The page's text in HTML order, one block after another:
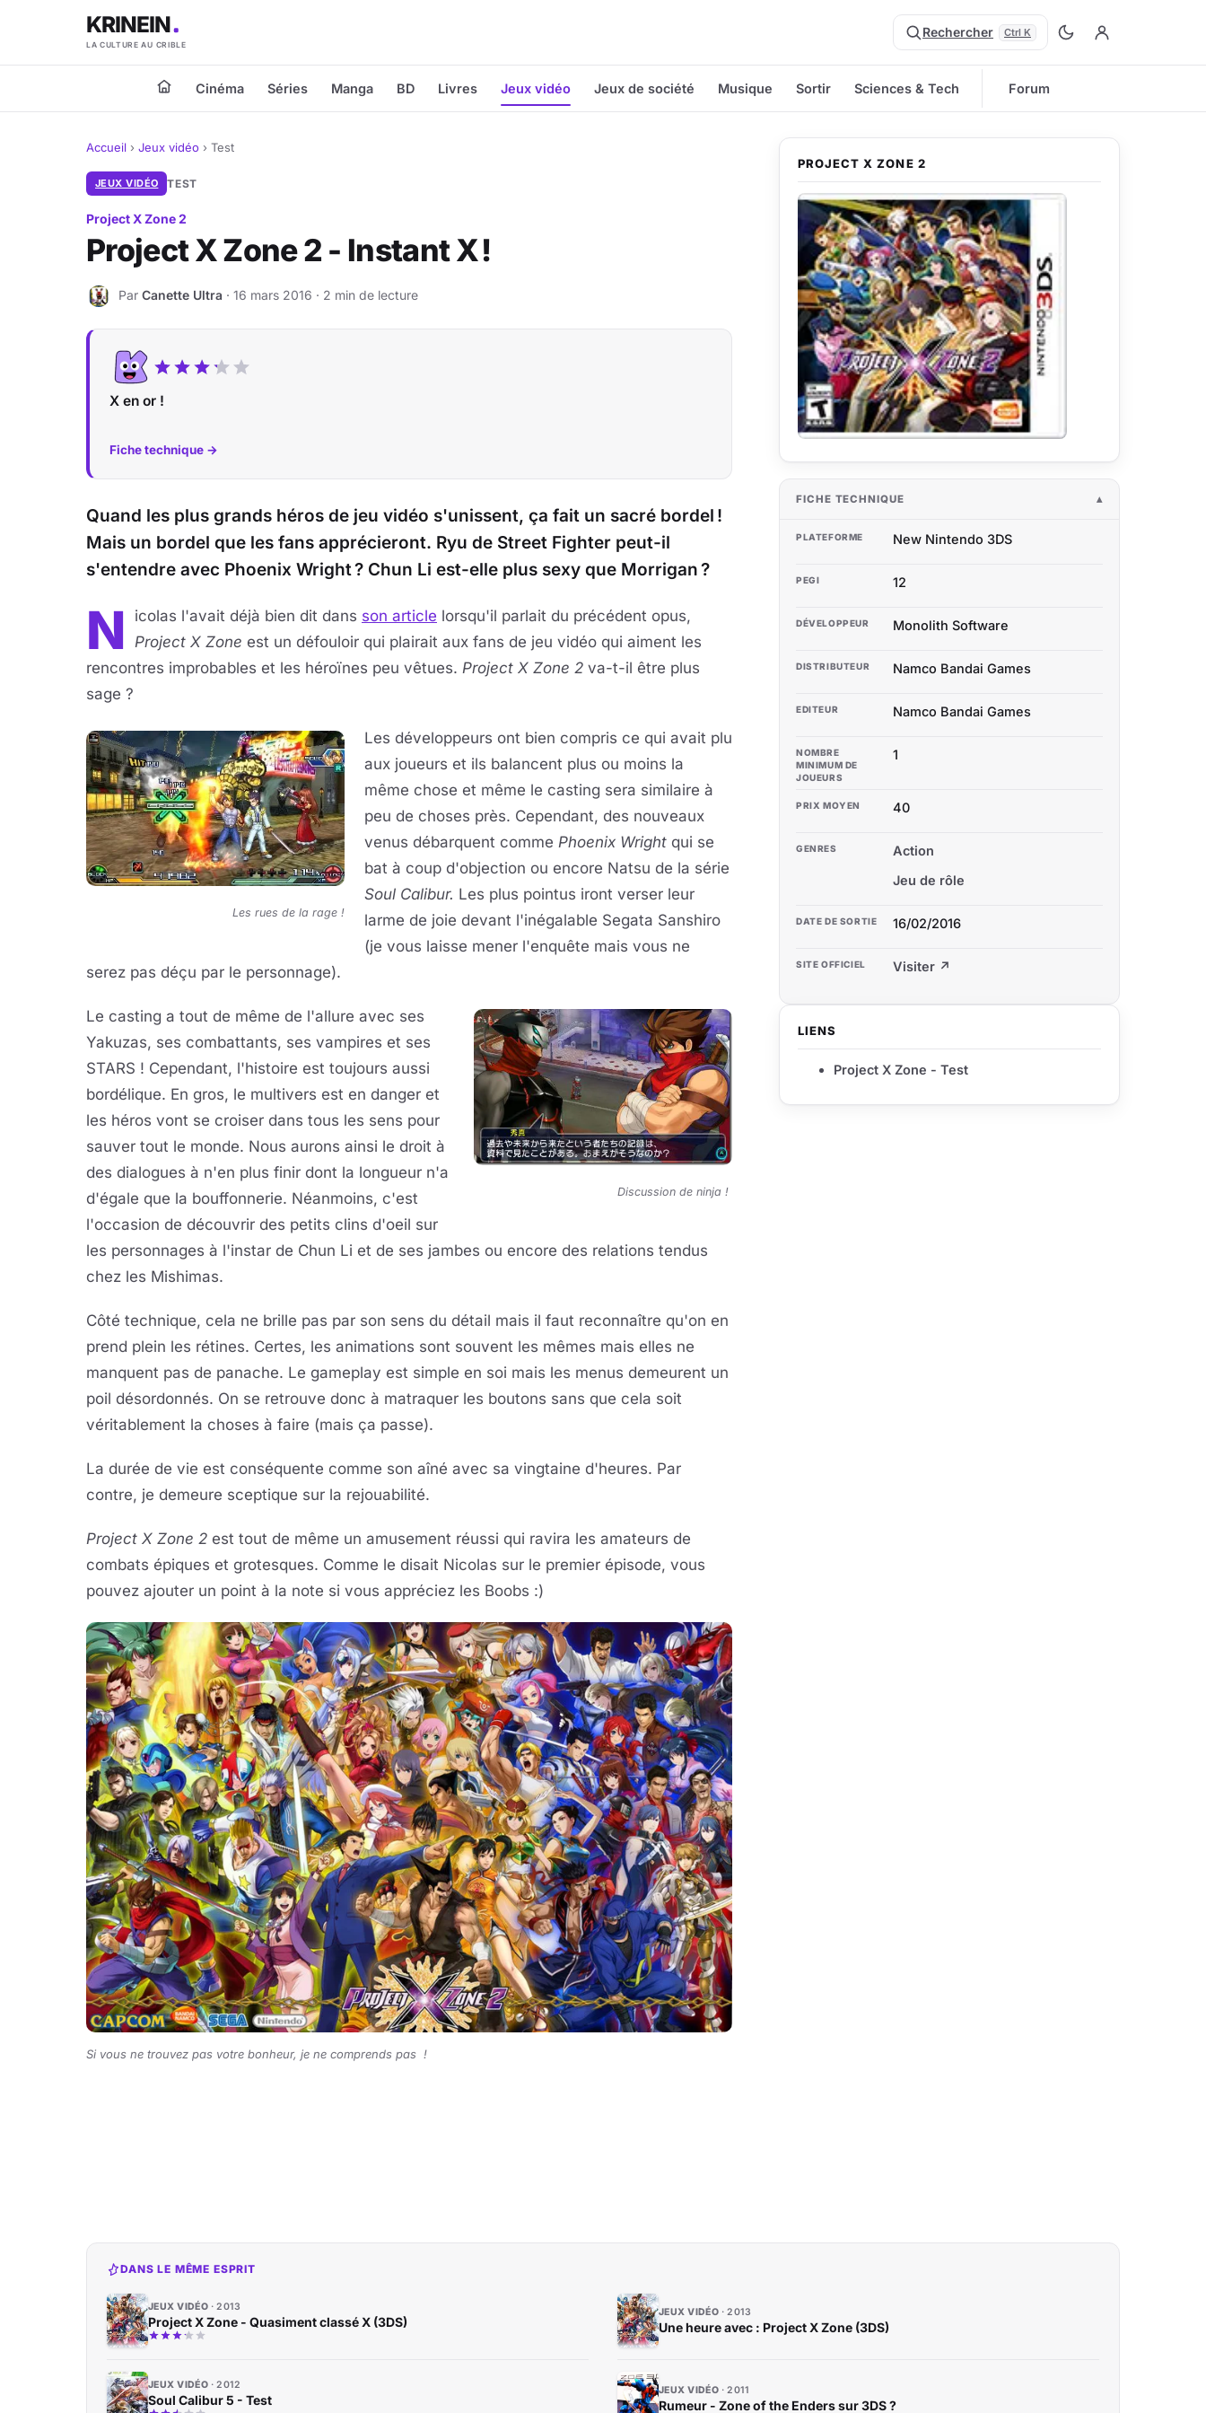
KRINEIN
LA CULTURE AU CRIBLE
Rechercher Ctrl K
Cinéma Séries Manga BD Livres Jeux vidéo Jeux de société Musique Sortir Sciences & Tech Forum
Accueil › Jeux vidéo › Test
JEUX VIDÉO TEST
Project X Zone 2
Project X Zone 2 - Instant X !
C Par Canette Ultra · 16 mars 2016 · 2 min de lecture
X en or !
Fiche technique →
Quand les plus grands héros de jeu vidéo s'unissent, ça fait un sacré bordel !
Mais un bordel que les fans apprécieront. Ryu de Street Fighter peut-il
s'entendre avec Phoenix Wright ? Chun Li est-elle plus sexy que Morrigan ?
N icolas l'avait déjà bien dit dans son article lorsqu'il parlait du précédent opus,
Project X Zone est un défouloir qui plairait aux fans de jeu vidéo qui aiment les
rencontres improbables et les héroïnes peu vêtues. Project X Zone 2 va-t-il être plus
sage ?
Les rues de la rage !
Les développeurs ont bien compris ce qui avait plu
aux joueurs et ils balancent plus ou moins la
même chose et même le casting sera similaire à
peu de choses près. Cependant, des nouveaux
venus débarquent comme Phoenix Wright qui se
bat à coup d'objection ou encore Natsu de la série
Soul Calibur. Les plus pointus iront verser leur
larme de joie devant l'inégalable Segata Sanshiro
(je vous laisse mener l'enquête mais vous ne
serez pas déçu par le personnage).
Discussion de ninja !
Le casting a tout de même de l'allure avec ses
Yakuzas, ses combattants, ses vampires et ses
STARS ! Cependant, l'histoire est toujours aussi
bordélique. En gros, le multivers est en danger et
les héros vont se croiser dans tous les sens pour
sauver tout le monde. Nous aurons ainsi le droit à
des dialogues à n'en plus finir dont la longueur n'a
d'égale que la bouffonnerie. Néanmoins, c'est
l'occasion de découvrir des petits clins d'oeil sur
les personnages à l'instar de Chun Li et de ses jambes ou encore des relations tendus
chez les Mishimas.
Côté technique, cela ne brille pas par son sens du détail mais il faut reconnaître qu'on en
prend plein les rétines. Certes, les animations sont souvent les mêmes mais elles ne
manquent pas de panache. Le gameplay est simple en soi mais les menus demeurent un
poil désordonnés. On se retrouve donc à matraquer les boutons sans que cela soit
véritablement la choses à faire (mais ça passe).
La durée de vie est conséquente comme son aîné avec sa vingtaine d'heures. Par
contre, je demeure sceptique sur la rejouabilité.
Project X Zone 2 est tout de même un amusement réussi qui ravira les amateurs de
combats épiques et grotesques. Comme le disait Nicolas sur le premier épisode, vous
pouvez ajouter un point à la note si vous appréciez les Boobs :)
Si vous ne trouvez pas votre bonheur, je ne comprends pas !
PROJECT X ZONE 2
FICHE TECHNIQUE
PLATEFORME New Nintendo 3DS
PEGI 12
DÉVELOPPEUR Monolith Software
DISTRIBUTEUR Namco Bandai Games
EDITEUR Namco Bandai Games
NOMBRE
MINIMUM DE
JOUEURS
1
PRIX MOYEN 40
GENRES
Action
Jeu de rôle
DATE DE SORTIE 16/02/2016
SITE OFFICIEL Visiter ↗
LIENS
Project X Zone - Test
DANS LE MÊME ESPRIT
JEUX VIDÉO 2013
Project X Zone - Quasiment classé X (3DS)
JEUX VIDÉO 2013
Une heure avec : Project X Zone (3DS)
JEUX VIDÉO 2012
Soul Calibur 5 - Test
JEUX VIDÉO 2011
Rumeur - Zone of the Enders sur 3DS ?